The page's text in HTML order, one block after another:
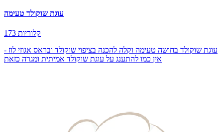
עוגת שוקולד טעימה
173 קלוריות
עוגת שוקולד בחושה טעימה וקלה להכנה בציפוי שוקולד ובראס אגוזי לוז -
אין כמו להתענג על עוגת שוקולד אמיתית ומגרה כזאת